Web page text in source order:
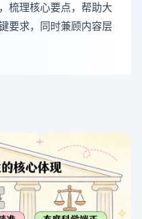
梳理核心要点，帮助大
要求，同时兼顾内容层